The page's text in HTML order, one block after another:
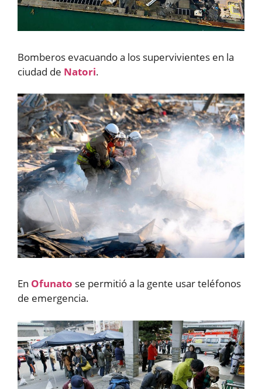
Bomberos evacuando a los supervivientes en la
ciudad de Natori.
En Ofunato se permitió a la gente usar teléfonos
de emergencia.